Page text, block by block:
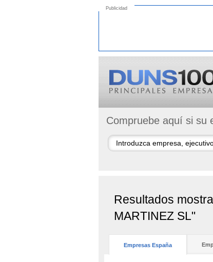
Publicidad
Compruebe aquí si su
Resultados
MARTINEZ SL"
Empresas España